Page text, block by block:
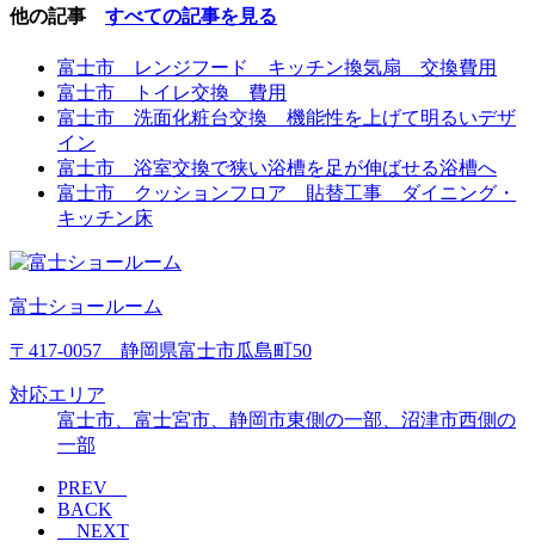
他の記事 すべての記事を見る
富士市 レンジフード キッチン換気扇 交換費用
富士市 トイレ交換 費用
富士市 洗面化粧台交換 機能性を上げて明るいデザ
イン
富士市 浴室交換で狭い浴槽を足が伸ばせる浴槽へ
富士市 クッションフロア 貼替工事 ダイニング・
キッチン床
富士ショールーム
〒417-0057 静岡県富士市瓜島町50
対応エリア
富士市、富士宮市、静岡市東側の一部、沼津市西側の
一部
PREV
BACK
NEXT